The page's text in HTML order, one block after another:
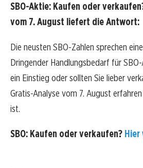
SBO-Aktie: Kaufen oder
vom 7. August liefert die Antwort:
Die neusten SBO-Zahlen sprechen
Dringender Handlungsbedarf für
ein Einstieg oder sollten Sie lieber
Gratis-Analyse vom 7. August
ist.
SBO: Kaufen oder verkaufen? Hier